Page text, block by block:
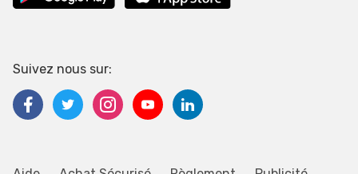
Suivez nous sur: